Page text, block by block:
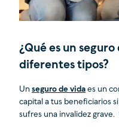
¿Qué es un
diferentes tipos?
Un seguro de vida es un
capital a tus beneficiarios
sufres una invalidez grave.